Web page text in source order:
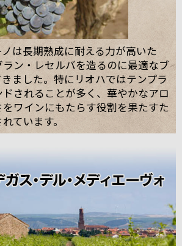
は長期熟成に耐える力が高いた
ン・レセルバを造るのに最適なブ
ました。特にリオハではテンプラ
されることが多く、華やかなアロ
ワインにもたらす役割を果たすた
ています。